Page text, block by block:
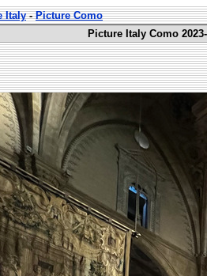
Italy-Picture Como
Picture Italy Como